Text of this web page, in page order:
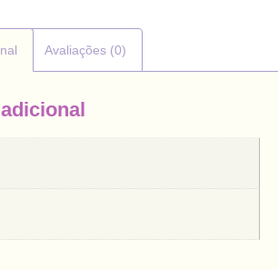
Avaliações (0)